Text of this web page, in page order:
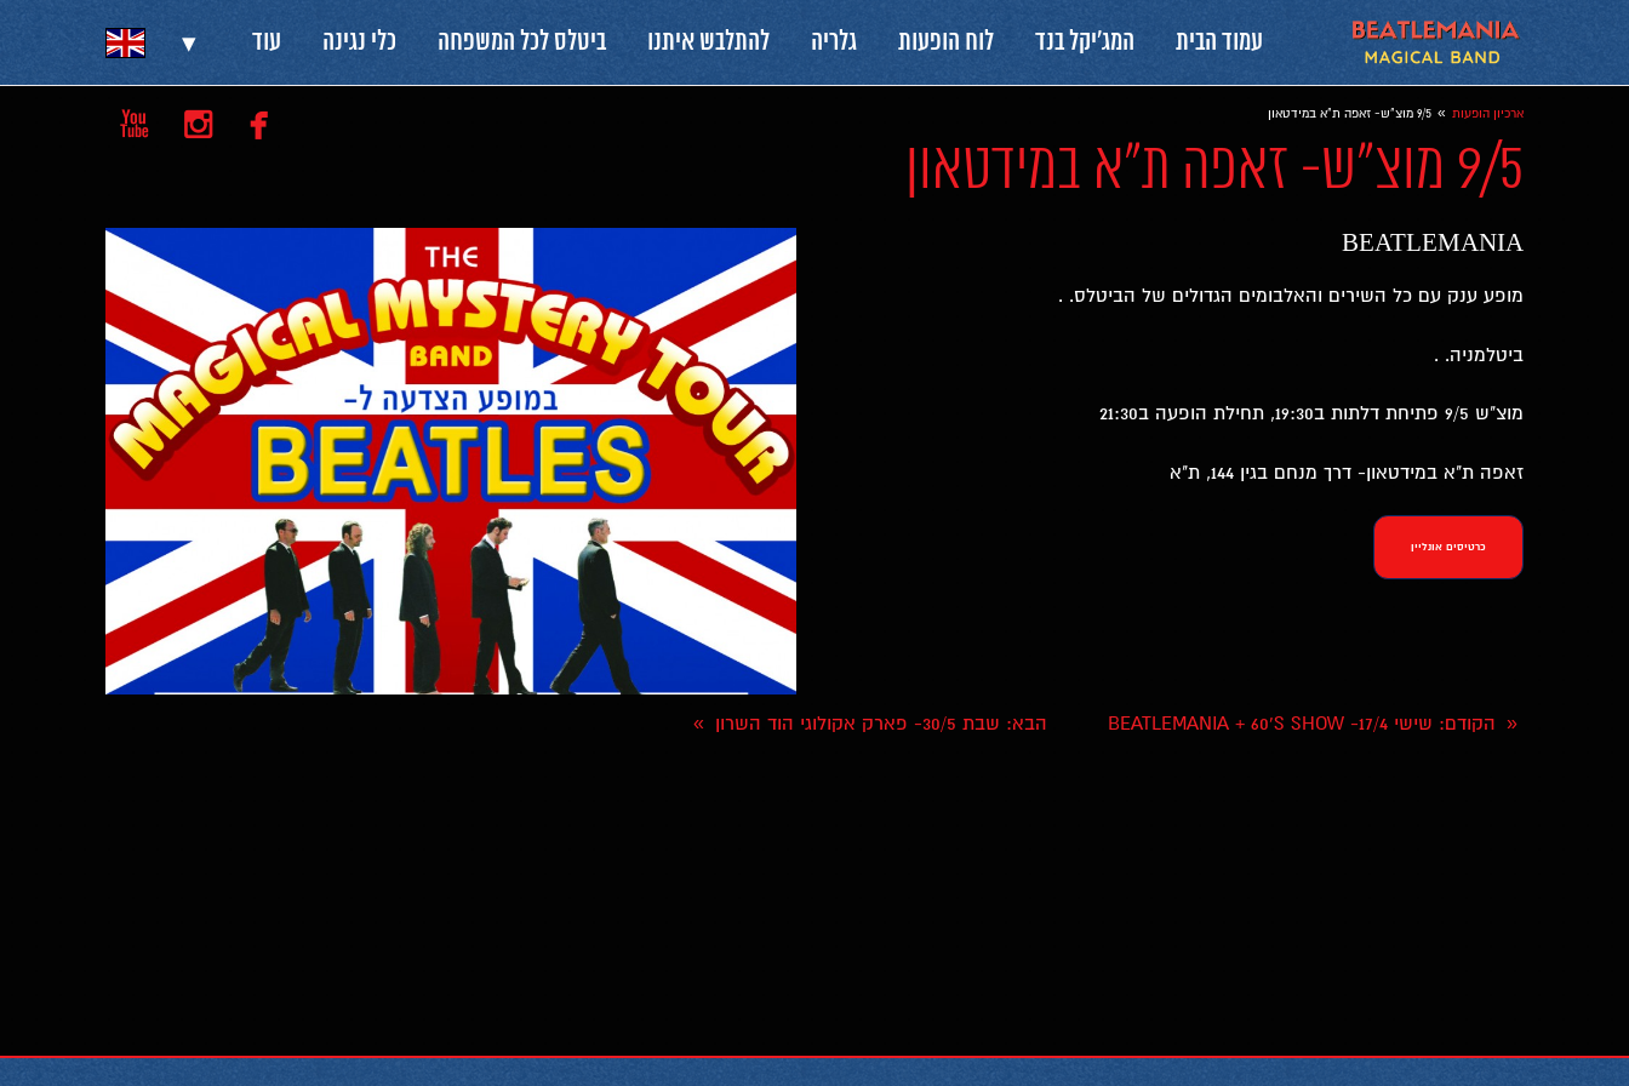
עמוד הבית המג׳יקל בנד לוח הופעות גלריה להתלבש איתנו ביטלס לכל המשפחה כלי נגינה עוד ▾


 ארכיון הופעות » 9/5 מוצ"ש- זאפה ת"א במידטאון
9/5 מוצ"ש- זאפה ת"א במידטאון
BEATLEMANIA
מופע ענק עם כל השירים והאלבומים הגדולים של הביטלס. .
ביטלמניה. .
מוצ"ש 9/5 פתיחת דלתות ב19:30, תחילת הופעה ב21:30
זאפה ת"א במידטאון- דרך מנחם בגין 144, ת"א
כרטיסים אונליין
« הקודם: שישי 17/4- BEATLEMANIA + 60'S SHOW הבא: שבת 30/5- פארק אקולוגי הוד השרון »